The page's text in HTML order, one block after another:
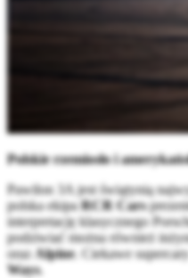
Polskie rzemiosło i
Pawilon 3A jest świątynią
polska ekipaRCR Cars
interpretację klasycznego
podziwiać można również
oraz Alpine. Ciekawe
Ways.